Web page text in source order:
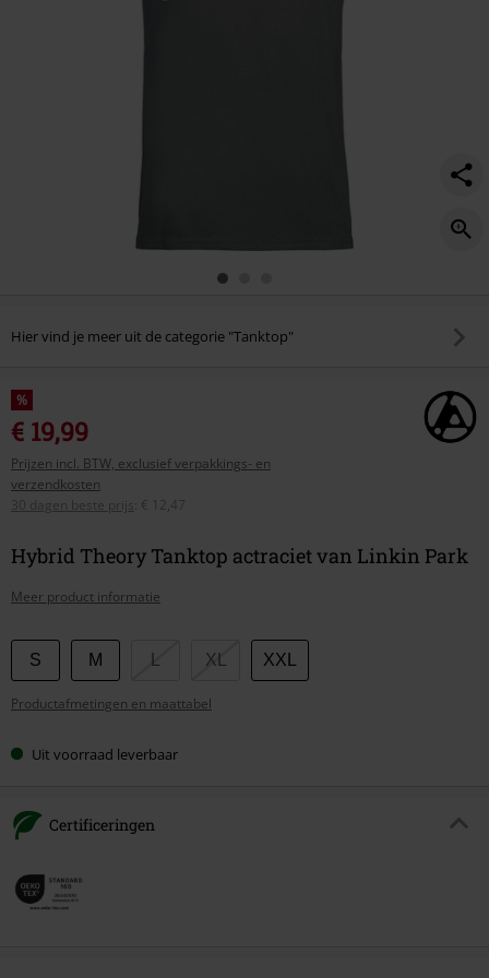
Hier vind je meer uit de categorie "Tanktop"
%
€ 19,99
Prijzen incl. BTW, exclusief verpakkings- en
verzendkosten
30 dagen beste prijs
€ 12,47
Hybrid Theory Tanktop actraciet van Linkin Park
Meer product informatie
Kies
je
maat
S M XL XXL
Productafmetingen en maattabel
Uit voorraad leverbaar
Certificeringen